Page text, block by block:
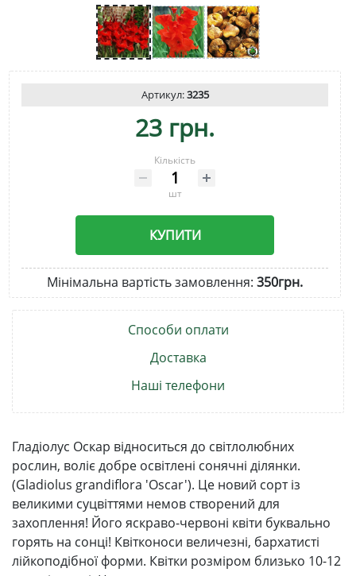
Артикул:3235
23 грн.
Кількість
шт
КУПИТИ
Мінімальна вартість замовлення: 350грн.
Способи оплати
Доставка
Наші телефони
Гладіолус Оскар відноситься до світлолюбних
рослин, воліє добре освітлені сонячні ділянки.
(Gladiolus grandiflora 'Oscar'). Це новий сорт із
великими суцвіттями немов створений для
захоплення! Його яскраво-червоні квіти буквально
горять на сонці! Квітконоси величезні, бархатисті
лійкоподібної форми. Квітки розміром близько 10-12